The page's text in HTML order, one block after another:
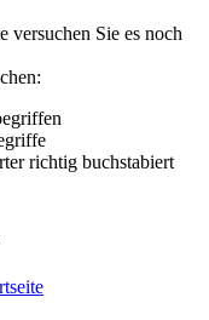
versuchen Sie es noch
richtig buchstabiert